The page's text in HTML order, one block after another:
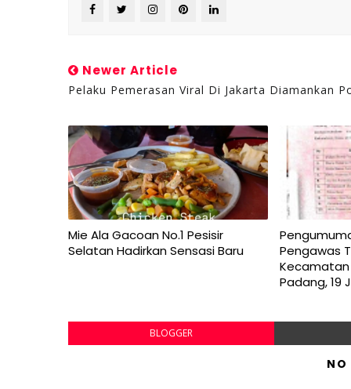
Newer Article
Pelaku Pemerasan Viral Di Jakarta Diamankan
Mie Ala Gacoan No.1 Pesisir
Selatan Hadirkan Sensasi Baru
Pengawas
Padang, 19
BLOGGER
NO